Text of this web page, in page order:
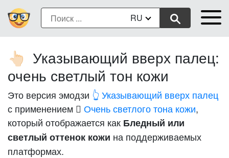
RU
👆🏻
Указывающий вверх палец:
очень светлый тон кожи
Это версия эмодзи 👆 Указывающий вверх палец
с применением 🏻 Очень светлого тона кожи,
который отображается как Бледный или
светлый оттенок кожи на поддерживаемых
платформах.